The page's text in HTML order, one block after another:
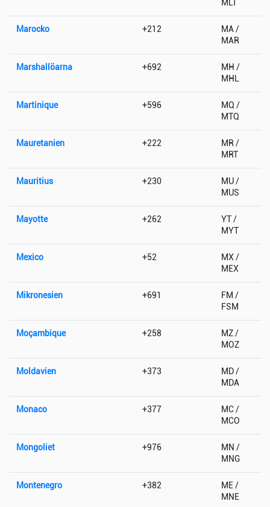
MLT
Marocko +212
MA /
MAR
Marshallöarna +692
MH /
MHL
Martinique +596
MQ /
MTQ
Mauretanien +222
MR /
MRT
Mauritius +230
MU /
MUS
Mayotte +262
YT /
MYT
Mexico +52
MX /
MEX
Mikronesien +691
FM /
FSM
Moçambique +258
MZ /
MOZ
Moldavien +373
MD /
MDA
Monaco +377
MC /
MCO
Mongoliet +976
MN /
MNG
Montenegro +382
ME /
MNE